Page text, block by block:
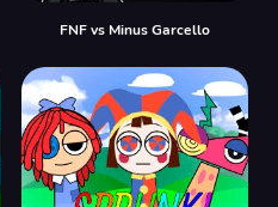
FNF vs Minus Garcello